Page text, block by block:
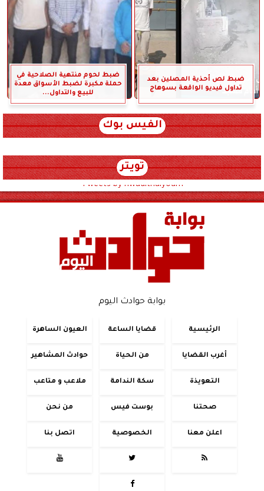
ضبط لص أحذية المصلين بعد
تداول فيديو الواقعة بسوهاج
ضبط لحوم منتهية الصلاحية في
حملة مكبرة لضبط الأسواق معدة
للبيع والتداول...
الفيس بوك
تويتر
Tweets by hwadithalyoum
بوابة حوادث اليوم
الرئيسية قضايا الساعة العيون الساهرة
أغرب القضايا من الحياة حوادث المشاهير
التعويذة سكة الندامة ملاعب و متاعب
صحتنا بوست فيس من نحن
اعلن معنا الخصوصية اتصل بنا



